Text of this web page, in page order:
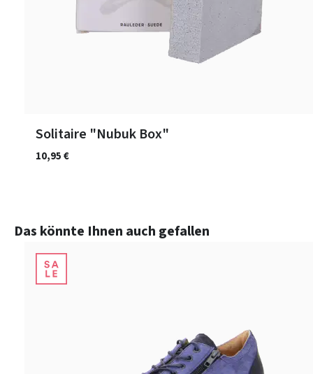
Solitaire "Nubuk Box"
10,95 €
Produktgalerie überspringen
Das könnte Ihnen auch gefallen